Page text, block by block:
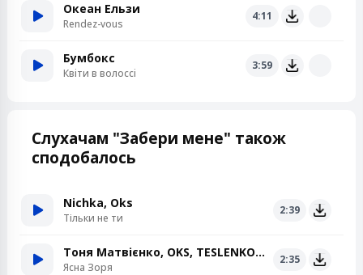
Океан Ельзи
Rendez-vous
4:11
Бумбокс
Квiти в волоссi
3:59
Слухачам "Забери мене" також
сподобалось
Nichka, Oks
Тільки не ти
2:39
Тоня Матвієнко, OKS, TESLENKO, Анастасія Димид
Ясна Зоря
2:35